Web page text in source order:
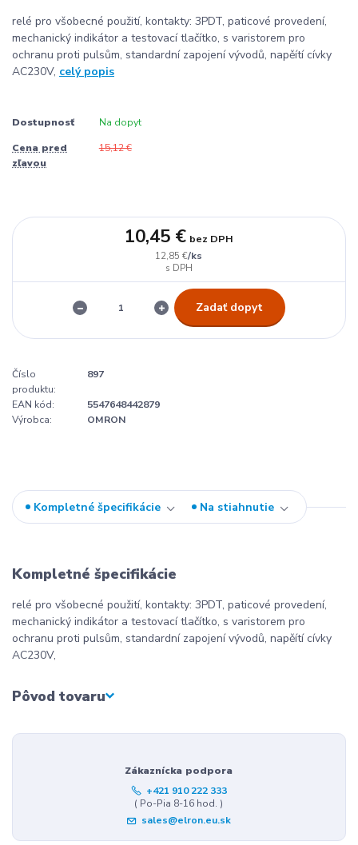
relé pro všobecné použití, kontakty: 3PDT, paticové provedení,
mechanický indikátor a testovací tlačítko, s varistorem pro
ochranu proti pulsům, standardní zapojení vývodů, napěítí cívky
AC230V, celý popis
Dostupnosť Na dopyt
Cena pred
zľavou
15,12 €
12,85 €/ks
10,45 € bez DPH
Zadať dopyt
Číslo
produktu:
897
EAN kód:
5547648442879
Výrobca:
OMRON
Kompletné špecifikácie Na stiahnutie
Kompletné špecifikácie
relé pro všobecné použití, kontakty: 3PDT, paticové provedení,
mechanický indikátor a testovací tlačítko, s varistorem pro
ochranu proti pulsům, standardní zapojení vývodů, napěítí cívky
AC230V,
Pôvod tovaru
Zákaznícka podpora
+421 910 222 333
( Po-Pia 8-16 hod. )
sales@elron.eu.sk